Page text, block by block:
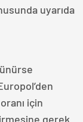
uyarıda
için
gerek